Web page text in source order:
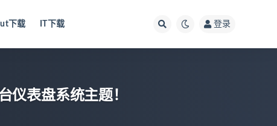
lut下载 IT下载 登录
仪表盘系统主题！